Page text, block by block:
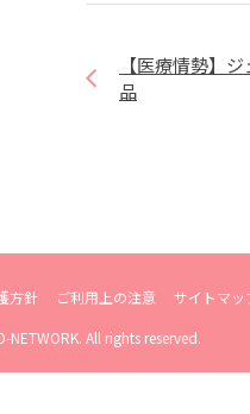
【医療情勢】
品
方針 ご利用上の注意
サイトマッ
NETWORK. All rights reserved.